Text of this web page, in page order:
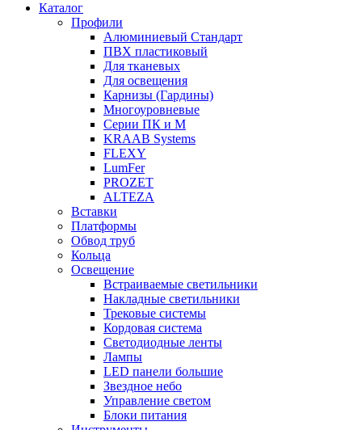
Каталог
Профили
Алюминиевый Стандарт
ПВХ пластиковый
Для тканевых
Для освещения
Карнизы (Гардины)
Многоуровневые
Серии ПК и М
KRAAB Systems
FLEXY
LumFer
PROZET
ALTEZA
Вставки
Платформы
Обвод труб
Кольца
Освещение
Встраиваемые светильники
Накладные светильники
Трековые системы
Кордовая система
Светодиодные ленты
Лампы
LED панели большие
Звездное небо
Управление светом
Блоки питания